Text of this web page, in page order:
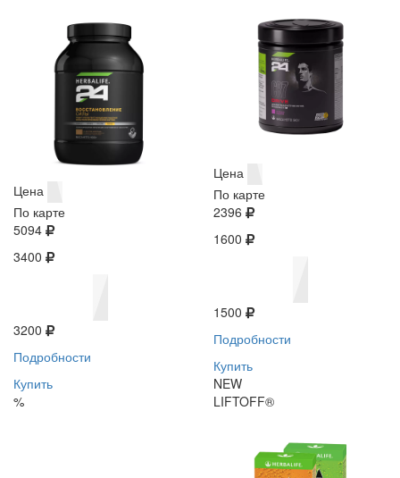
Цена
По карте
5094
3400
3200
Подробности
Купить
%
Цена
По карте
2396
1600
1500
Подробности
Купить
NEW
LIFTOFF®